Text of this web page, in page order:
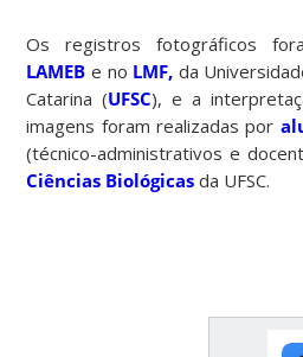
Os registros fotográficos
LAMEB e no LMF, da
Catarina (UFSC), e a
imagens foram realizadas por
(técnico-administrativos e
Ciências Biológicas da UFSC.